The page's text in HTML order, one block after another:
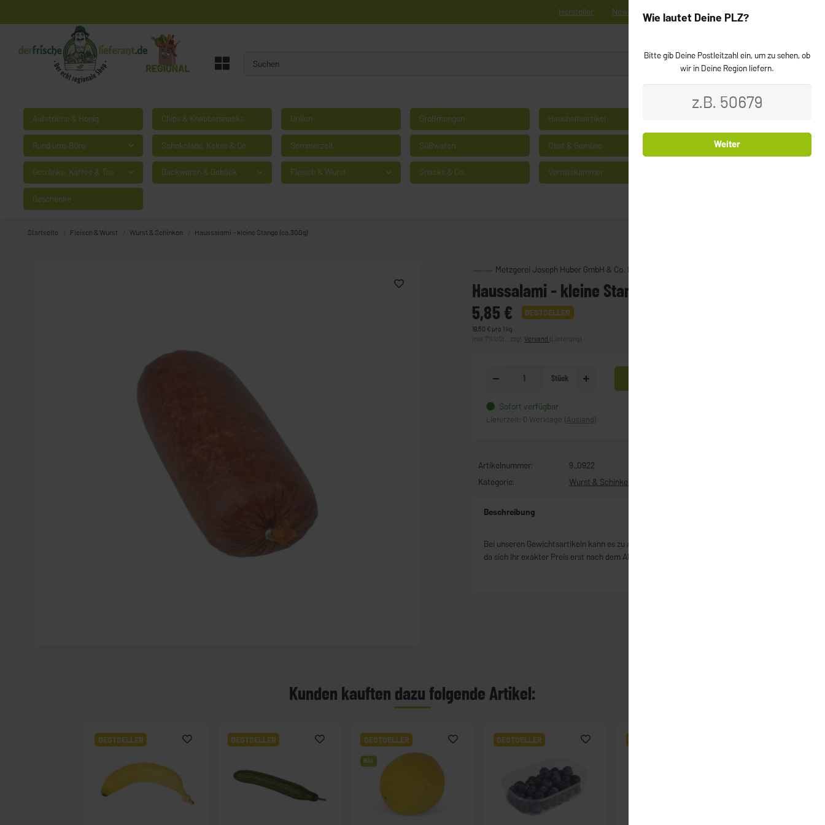
Hersteller News Registrieren Kontakt
0
Aufstriche & Honig Chips & Knabbersnacks Grillen Großmengen Haushaltsartikel
Rund ums Büro Schokolade, Kekse & Co Sommerzeit Süßwaren Obst & Gemüse Milchprodukte & Käse
Getränke, Kaffee & Tee Backwaren & Gebäck Fleisch & Wurst Snacks & Co. Vorratskammer
Geschenke
Startseite Fleisch & Wurst Wurst & Schinken Haussalami - kleine Stange (ca.300g)
Metzgerei Joseph Huber GmbH & Co. KG
Haussalami - kleine Stange (ca.300g)
5,85 €
BESTSELLER
19,50 € pro 1 kg
inkl. 7% USt. , zzgl.Versand (Lieferung)
Stück
Sofort verfügbar
Lieferzeit: 0 Werktage (Ausland)
Artikelnummer:
9_0922
Kategorie:
Wurst & Schinken
Beschreibung
Bei unseren Gewichtsartikeln kann es zu Abweichungen zum Bestellpreis kommen,
da sich Ihr exakter Preis erst nach dem Abwiegen ergibt.
Kunden kauften dazu folgende Artikel:
BESTSELLER BESTSELLER BESTSELLER
Bio
BESTSELLER
Wie lautet Deine PLZ?
Bitte gib Deine Postleitzahl ein, um zu sehen, ob
wir in Deine Region liefern.
Weiter